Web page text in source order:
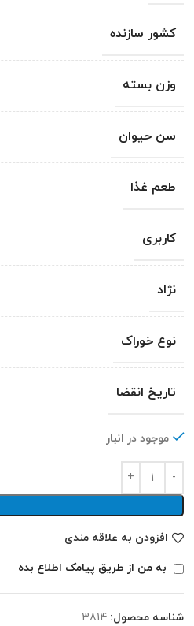
کشور سازنده
وزن بسته
سن حیوان
طعم غذا
کاربری
نژاد
نوع خوراک
تاریخ انقضا
موجود در انبار
افزودن به علاقه مندی
به من از طریق پیامک اطلاع بده
شناسه محصول: 3814